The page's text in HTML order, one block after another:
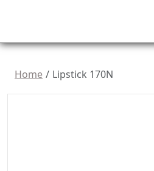
Home Lipstick 170N